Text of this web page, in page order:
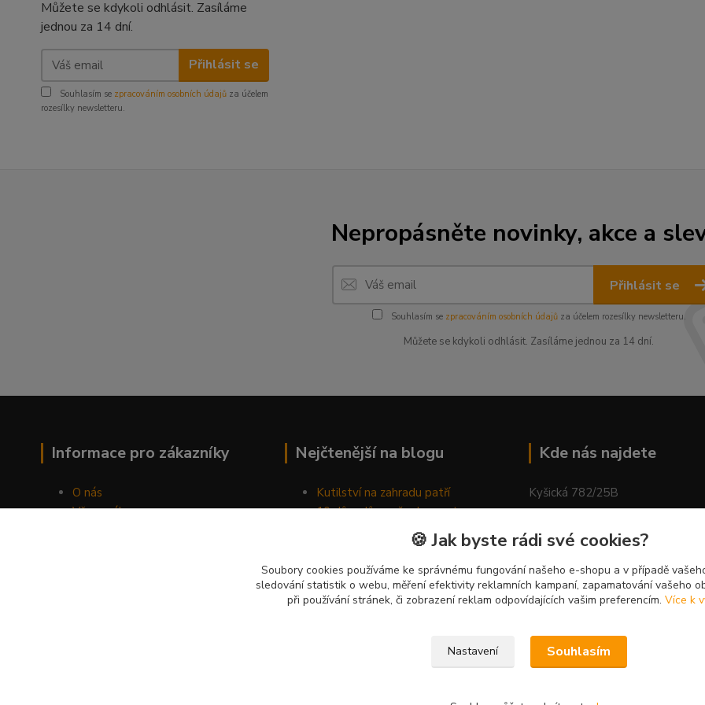
Můžete se kdykoli odhlásit. Zasíláme
jednou za 14 dní.
Přihlásit se
Souhlasím se zpracováním osobních údajů za účelem
rozesílky newsletteru.
Nepropásněte novinky, akce a
Přihlásit se
Souhlasím se zpracováním osobních údajůza účelem rozesílky newsletteru.
Můžete se kdykoli odhlásit. Zasíláme jednou za 14 dní.
Informace pro zákazníky
O nás
Vše o nákupu
Nejčtenější na blogu
Kutilství na zahradu patří
10 důvodů, proč relaxovat
chozením do přírody
Jak správně pěstovat tulipány
Náhodně generovaný článek
Kde nás najdete
Kyšická 782/25B
🍪 Jak byste rádi své cookies?
Soubory cookies používáme ke správnému fungování našeho e-shopu a v případě
sledování statistik o webu, měření efektivity reklamních kampaní, zapamatování vašeho
při používání stránek, či zobrazení reklam odpovídajících vašim preferencím. Více k
Nastavení Souhlasím